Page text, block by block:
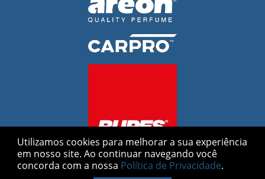
Utilizamos cookies para melhorar a sua experiência
em nosso site. Ao continuar navegando você
concorda com a nossa Política de Privacidade.